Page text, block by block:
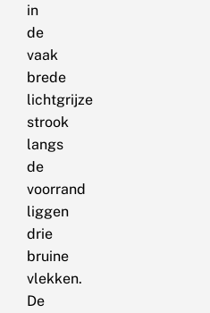
in
de
vaak
brede
lichtgrijze
strook
langs
de
voorrand
liggen
drie
bruine
vlekken.
De